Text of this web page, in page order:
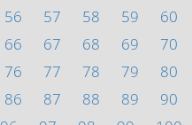
56 57 58 59
60
66 67 68 69
70
76 77 78 79
80
86 87 88 89
90